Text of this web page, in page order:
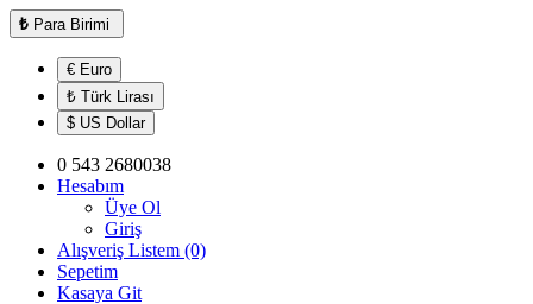
₺ Para Birimi
€ Euro
₺ Türk Lirası
$ US Dollar
0 543 2680038
Hesabım
Üye Ol
Giriş
Alışveriş Listem (0)
Sepetim
Kasaya Git